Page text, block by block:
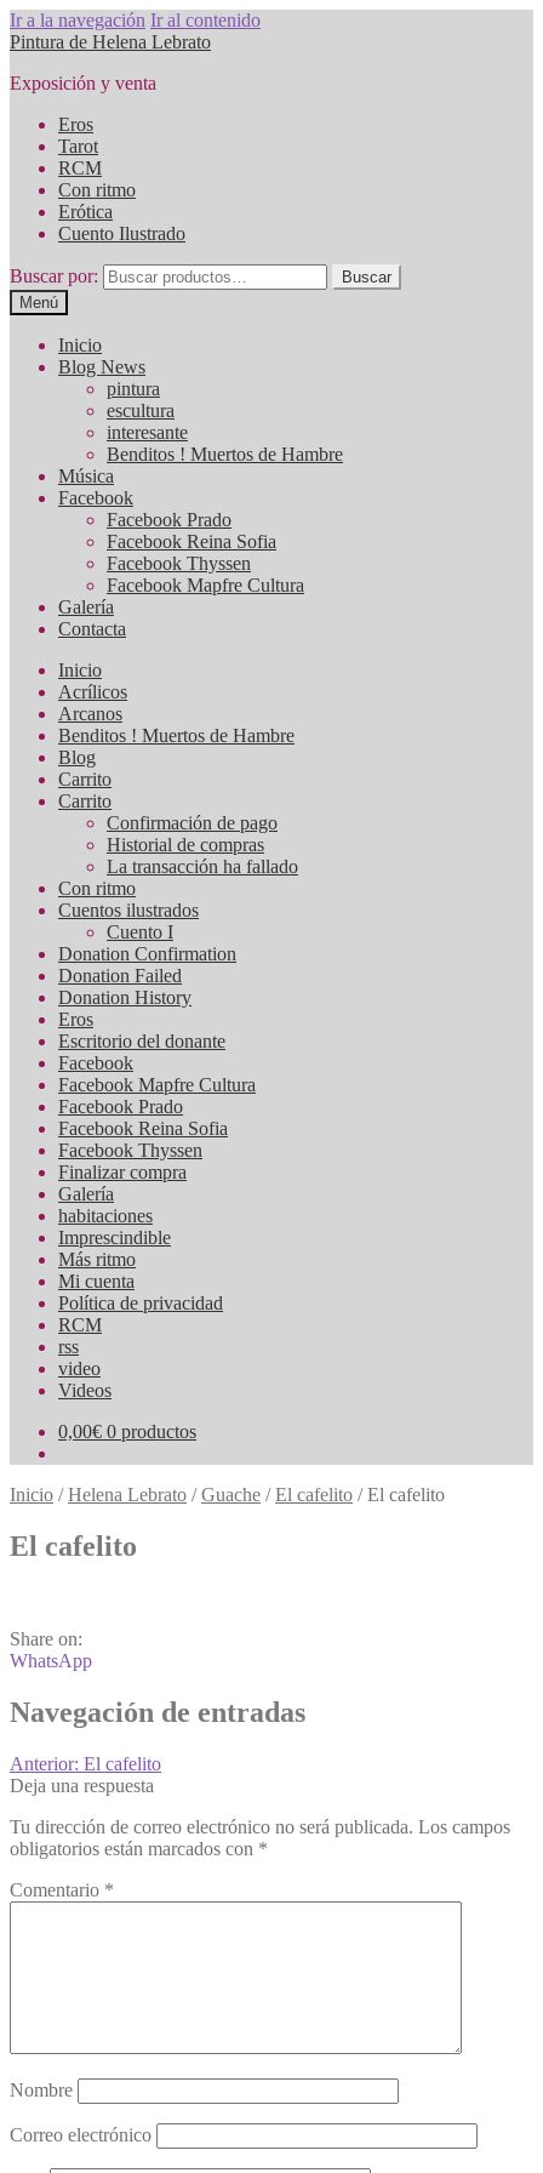
Ir a la navegación Ir al contenido
Pintura de Helena Lebrato
Exposición y venta
Eros
Tarot
RCM
Con ritmo
Erótica
Cuento Ilustrado
Buscar por:
Buscar
Menú
Inicio
Blog News
pintura
escultura
interesante
Benditos ! Muertos de Hambre
Música
Facebook
Facebook Prado
Facebook Reina Sofia
Facebook Thyssen
Facebook Mapfre Cultura
Galería
Contacta
Inicio
Acrílicos
Arcanos
Benditos ! Muertos de Hambre
Blog
Carrito
Carrito
Confirmación de pago
Historial de compras
La transacción ha fallado
Con ritmo
Cuentos ilustrados
Cuento I
Donation Confirmation
Donation Failed
Donation History
Eros
Escritorio del donante
Facebook
Facebook Mapfre Cultura
Facebook Prado
Facebook Reina Sofia
Facebook Thyssen
Finalizar compra
Galería
habitaciones
Imprescindible
Más ritmo
Mi cuenta
Política de privacidad
RCM
rss
video
Videos
0,00€ 0 productos
Inicio /Helena Lebrato /Guache /El cafelito /El cafelito
El cafelito
Share on:
WhatsApp
Navegación de entradas
Anterior: El cafelito
Deja una respuesta
Tu dirección de correo electrónico no será publicada. Los campos
obligatorios están marcados con *
Comentario *
Nombre
Correo electrónico